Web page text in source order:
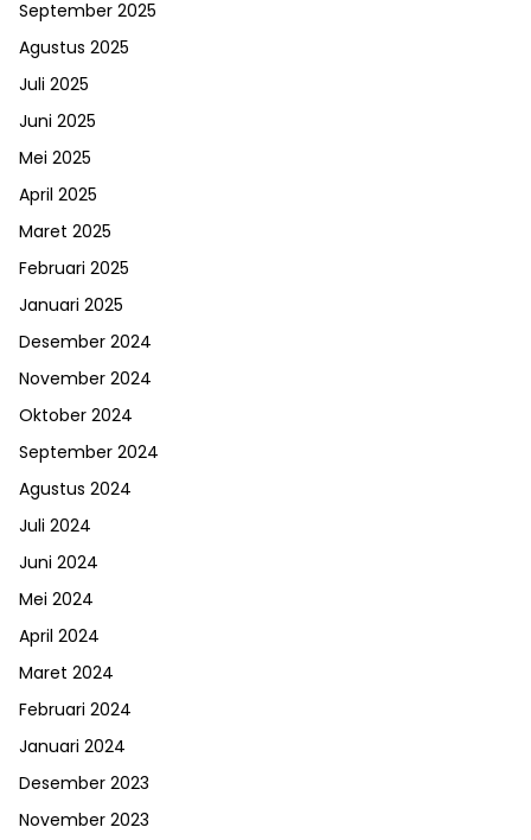
September 2025
Agustus 2025
Juli 2025
Juni 2025
Mei 2025
April 2025
Maret 2025
Februari 2025
Januari 2025
Desember 2024
November 2024
Oktober 2024
September 2024
Agustus 2024
Juli 2024
Juni 2024
Mei 2024
April 2024
Maret 2024
Februari 2024
Januari 2024
Desember 2023
November 2023